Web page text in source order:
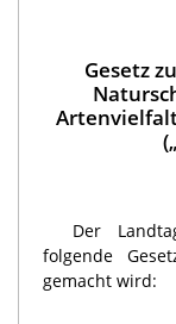
Gesetz
Der
folgende
gemacht wird: